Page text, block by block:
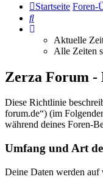
Startseite Foren-
Suche
Aktuelle
Alle Zeiten
Zerza Forum -
Diese Richtlinie
forum.de“) (im
während deines Foren-
Umfang und Art
Deine Daten werden auf